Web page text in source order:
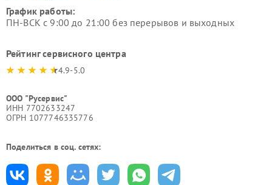
График работы:
ПН-ВСК с 9:00 до 21:00 без перерывов и выходных
Рейтинг сервисного центра
4.9-5.0
ООО "Русервис"
ИНН 7702633247
ОГРН 1077746335776
Поделиться в соц. сетях: